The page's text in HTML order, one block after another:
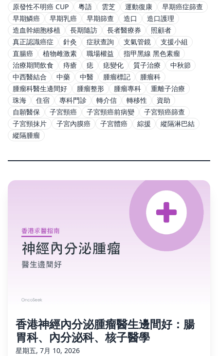
原發性不明癌 CUP
粵語 雲芝 運動復康
早期癌症篩查
早期鱗癌
早期乳癌 早期篩查 造口
造口護理
造血幹細胞移植
長期隨訪 長者醫療券
照顧者
真正認識癌症
針灸 症狀查詢 支氣管鏡
支援小組
直腸癌
植物雌激素 職場權益
指甲黑線 黑色素瘤
治療期間飲食
痔瘡 痣 痣變化 質子治療
中秋節
中西醫結合
中藥 中醫 腫瘤標記
腫瘤科
腫瘤科醫生邊間好
腫瘤整形 腫瘤專科
重離子治療
珠海
住宿 專科門診 轉介信 轉移性
資助
自願醫保
子宮頸癌 子宮頸癌前病變
子宮頸癌篩查
子宮頸抹片
子宮內膜癌 子宮體癌 綜援
縱隔淋巴結
縱隔腫瘤
香港神經內分泌腫瘤醫生邊間好：腸
胃科、內分泌科、核子醫學
星期五, 7月 10, 2026